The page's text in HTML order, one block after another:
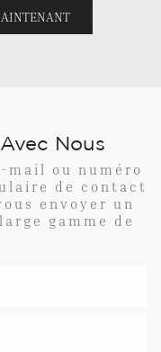
Nous
ou numéro
de contact
envoyer un
gamme de